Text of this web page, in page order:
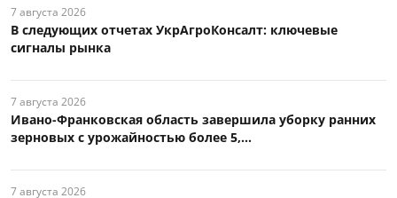
7 августа 2026
В следующих отчетах УкрАгроКонсалт: ключевые
сигналы рынка
7 августа 2026
Ивано-Франковская область завершила уборку ранних
зерновых с урожайностью более 5,...
7 августа 2026